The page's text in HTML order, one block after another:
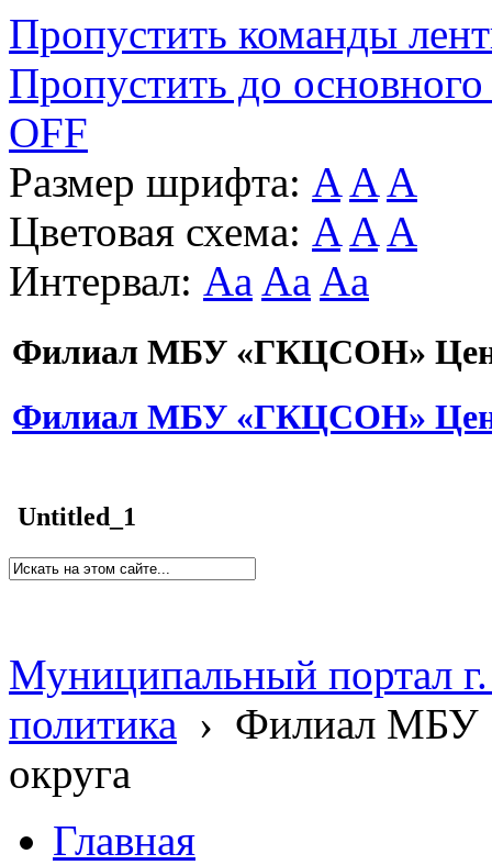
Пропустить команды
Пропустить до основного
OFF
Размер шрифта: A A A
Цветовая схема: A A A
Интервал: Aa Aa Aa
Филиал МБУ «ГКЦСОН»
Филиал МБУ «ГКЦСОН»
Untitled_1
Муниципальный портал
политика › Филиал МБУ
округа
Главная